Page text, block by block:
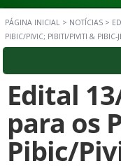
PÁGINA INICIAL > NOTÍCIAS >
PIBIC/PIVIC; PIBITI/PIVITI & PIBIC-
Edital
para os
Pibic/